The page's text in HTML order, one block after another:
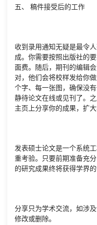
五、 稿件接受后的工作
收到录用通知无疑是最令
成。你需要按照出版社的
面费。随后，期刊的编辑
对，他们会将校样发给你
个字、每一张图，确保没
静待论文在线或见刊了。
主页上分享你的成果，扩大
发表硕士论文是一个系统
重考验。只要前期准备充
的研究成果终将获得学界的
分享只为学术交流，如涉
修改或删除。